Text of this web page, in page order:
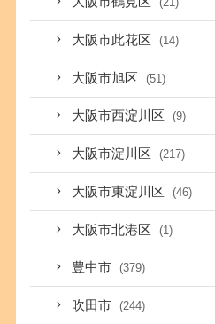
大阪市此花区 (14)
大阪市旭区 (51)
大阪市西淀川区 (9)
大阪市淀川区 (217)
大阪市東淀川区 (46)
大阪市北港区 (1)
豊中市 (379)
吹田市 (244)